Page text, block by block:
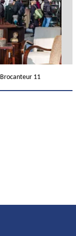
Brocanteur 11